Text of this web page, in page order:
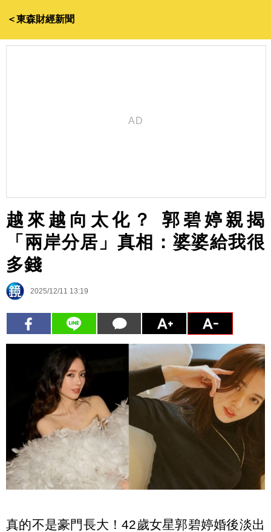
＜東森財經新聞
越來越向太化？ 郭碧婷親揭
「兩岸分居」真相：婆婆給我很
多錢
2025/12/11 13:19
真的不是豪門長大！42歲女星郭碧婷婚後淡出